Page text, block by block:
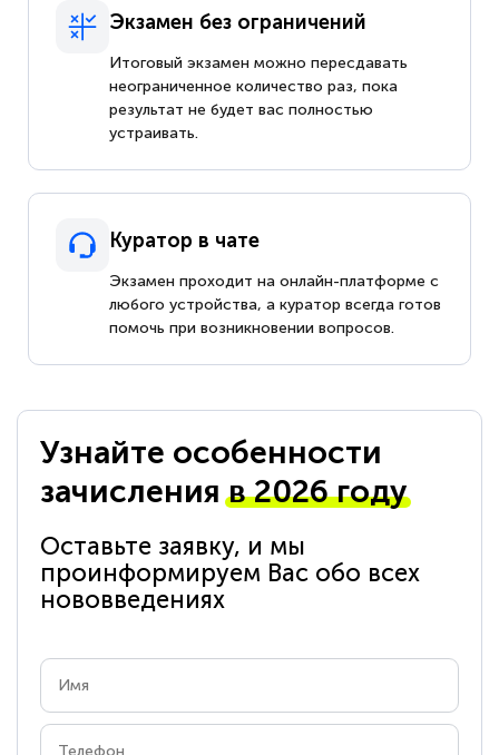
Экзамен без ограничений
Итоговый экзамен можно пересдавать
неограниченное количество раз, пока
результат не будет вас полностью
устраивать.
Куратор в чате
Экзамен проходит на онлайн-платформе с
любого устройства, а куратор всегда готов
помочь при возникновении вопросов.
Узнайте особенности
зачисленияв 2026 году
Оставьте заявку, и мы
проинформируем Вас обо всех
нововведениях